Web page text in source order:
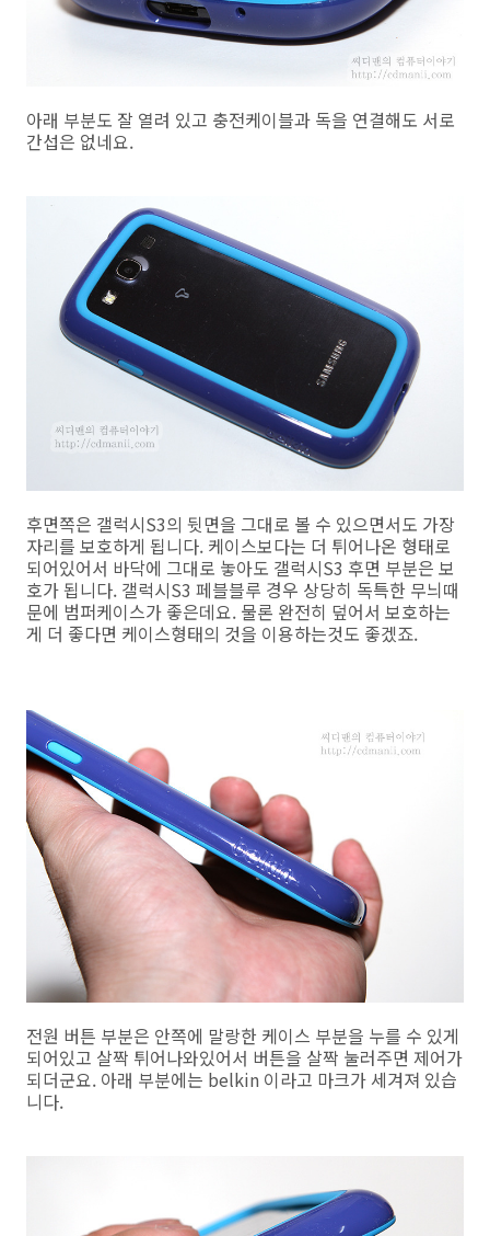
아래 부분도 잘 열려 있고 충전케이블과 독을 연결해도 서로
간섭은 없네요.
후면쪽은 갤럭시S3의 뒷면을 그대로 볼 수 있으면서도 가장
자리를 보호하게 됩니다. 케이스보다는 더 튀어나온 형태로
되어있어서 바닥에 그대로 놓아도 갤럭시S3 후면 부분은 보
호가 됩니다. 갤럭시S3 페블블루 경우 상당히 독특한 무늬때
문에 범퍼케이스가 좋은데요. 물론 완전히 덮어서 보호하는
게 더 좋다면 케이스형태의 것을 이용하는것도 좋겠죠.
전원 버튼 부분은 안쪽에 말랑한 케이스 부분을 누를 수 있게
되어있고 살짝 튀어나와있어서 버튼을 살짝 눌러주면 제어가
되더군요. 아래 부분에는 belkin 이라고 마크가 세겨져 있습
니다.